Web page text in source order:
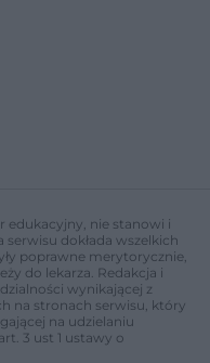
edukacyjny, nie stanowi i
serwisu dokłada wszelkich
poprawne merytorycznie,
do lekarza. Redakcja i
wynikającej z
na stronach serwisu, który
na udzielaniu
3 ust 1 ustawy o